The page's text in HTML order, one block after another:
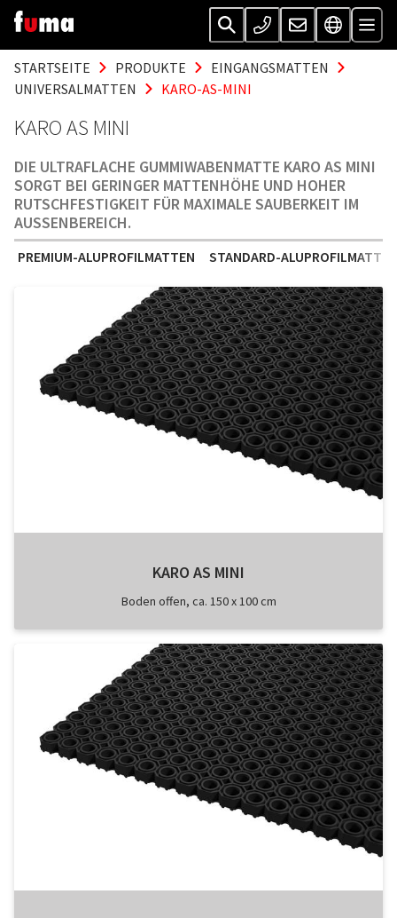
STARTSEITE PRODUKTE
EINGANGSMATTEN
UNIVERSALMATTEN
KARO-AS-MINI
KARO AS MINI
DIE ULTRAFLACHE GUMMIWABENMATTE KARO AS MINI
SORGT BEI GERINGER MATTENHÖHE UND HOHER
RUTSCHFESTIGKEIT FÜR MAXIMALE SAUBERKEIT IM
AUSSENBEREICH.
PREMIUM-ALUPROFILMATTEN STANDARD-ALUPROFILMATTEN
KARO AS MINI
Boden offen, ca. 150 x 100 cm